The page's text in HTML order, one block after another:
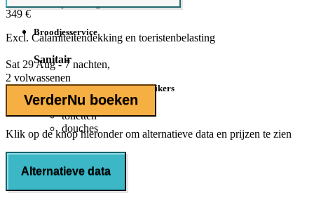
Broodjesservice
Sanitair
Faciliteiten voor rolstoelgebruikers
toiletten
douches
Kindersanitair
349 €
Excl. Calamiteitendekking en toeristenbelasting
Sat 29 Aug - 7 nachten,
2 volwassenen
VerderNu boeken
Klik op de knop hieronder om alternatieve data en prijzen te zien
Alternatieve data